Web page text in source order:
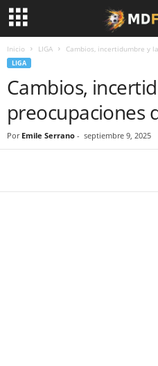
Inicio LIGA Cambios, incertidumbre y
LIGA
Cambios,
preocupaciones
Por Emile Serrano - septiembre 9, 2025